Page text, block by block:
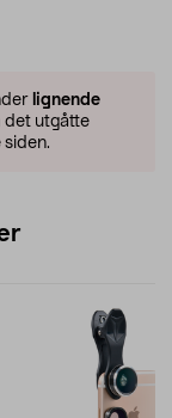
lignende
det utgåtte